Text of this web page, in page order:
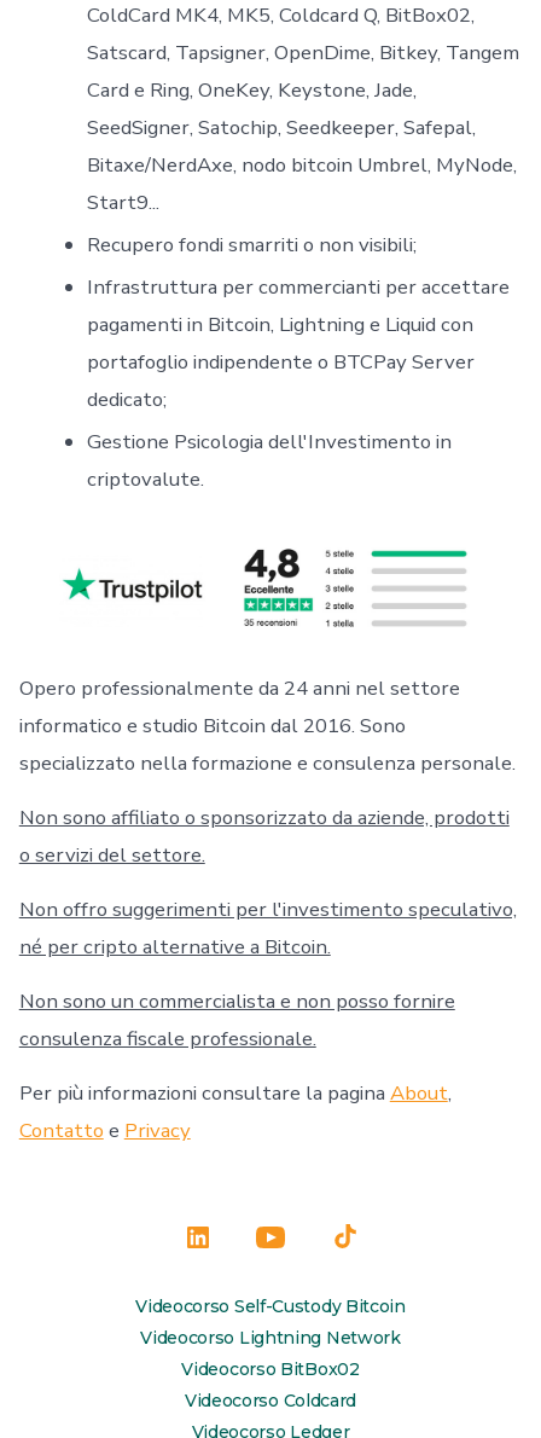
ColdCard MK4, MK5, Coldcard Q, BitBox02,
Satscard, Tapsigner, OpenDime, Bitkey, Tangem
Card e Ring, OneKey, Keystone, Jade,
SeedSigner, Satochip, Seedkeeper, Safepal,
Bitaxe/NerdAxe, nodo bitcoin Umbrel, MyNode,
Start9...
Recupero fondi smarriti o non visibili;
Infrastruttura per commercianti per accettare
pagamenti in Bitcoin, Lightning e Liquid con
portafoglio indipendente o BTCPay Server
dedicato;
Gestione Psicologia dell'Investimento in
criptovalute.
Opero professionalmente da 24 anni nel settore
informatico e studio Bitcoin dal 2016. Sono
specializzato nella formazione e consulenza personale.
Non sono affiliato o sponsorizzato da aziende, prodotti
o servizi del settore.
Non offro suggerimenti per l'investimento speculativo,
né per cripto alternative a Bitcoin.
Non sono un commercialista e non posso fornire
consulenza fiscale professionale.
Per più informazioni consultare la pagina About,
Contatto e Privacy
Apri
LinkedIn
in
una
nuova
Apri
YouTube
in
una
nuova
Apri
TikTok
in
una
nuova
Videocorso Self-Custody Bitcoin
Videocorso Lightning Network
Videocorso BitBox02
Videocorso Coldcard
Videocorso Ledger